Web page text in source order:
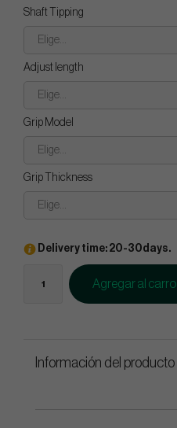
Shaft Tipping
Elige...
Adjust length
Elige...
Grip Model
Elige...
Grip Thickness
Elige...
Delivery time: 20-30days.
Agregar al carro
Información del producto